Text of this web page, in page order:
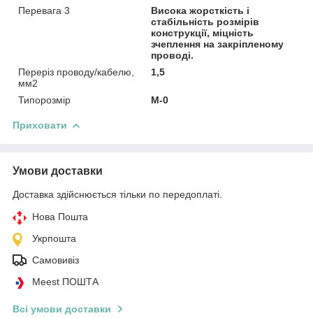
Перевага 3
Висока жорсткість і
стабільність розмірів
конструкції, міцність
зчеплення на закріпленому
проводі.
Переріз проводу/кабелю,
мм2
1,5
Типорозмір M-0
Приховати
Умови доставки
Доставка здійснюється тільки по передоплаті.
Нова Пошта
Укрпошта
Самовивіз
Meest ПОШТА
Всі умови доставки